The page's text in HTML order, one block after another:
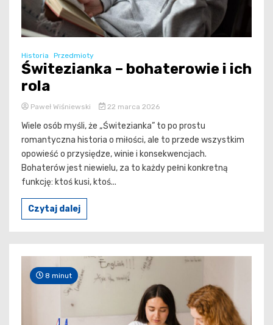
Historia Przedmioty
Świtezianka – bohaterowie i ich
rola
Paweł Wiśniewski 22 marca 2026
Wiele osób myśli, że „Świtezianka” to po prostu
romantyczna historia o miłości, ale to przede wszystkim
opowieść o przysiędze, winie i konsekwencjach.
Bohaterów jest niewielu, za to każdy pełni konkretną
funkcję: ktoś kusi, ktoś...
Czytaj dalej
8 minut